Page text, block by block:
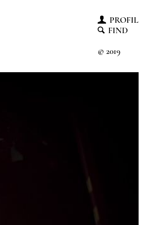
PROFIL
FIND
© 2019